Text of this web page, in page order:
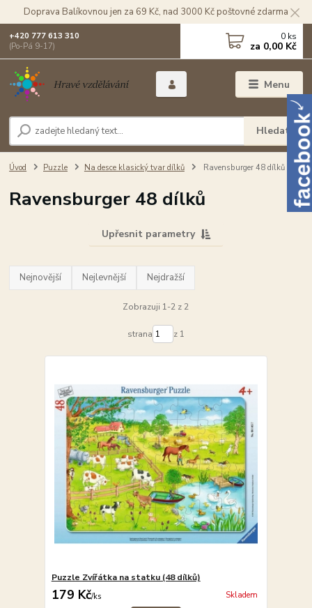
Doprava Balíkovnou jen za 69 Kč, nad 3000 Kč poštovné zdarma
Menu
Hledat
+420 777 613 310
(Po-Pá 9-17)
0 ks
za 0,00 Kč
Úvod Puzzle Na desce klasický tvar dílků Ravensburger 48 dílků
Ravensburger 48 dílků
Upřesnit parametry
Nejnovější Nejlevnější Nejdražší
Zobrazuji 1-2 z 2
strana z 1
Puzzle Zvířátka na statku (48 dílků)
179 Kč/ks Skladem